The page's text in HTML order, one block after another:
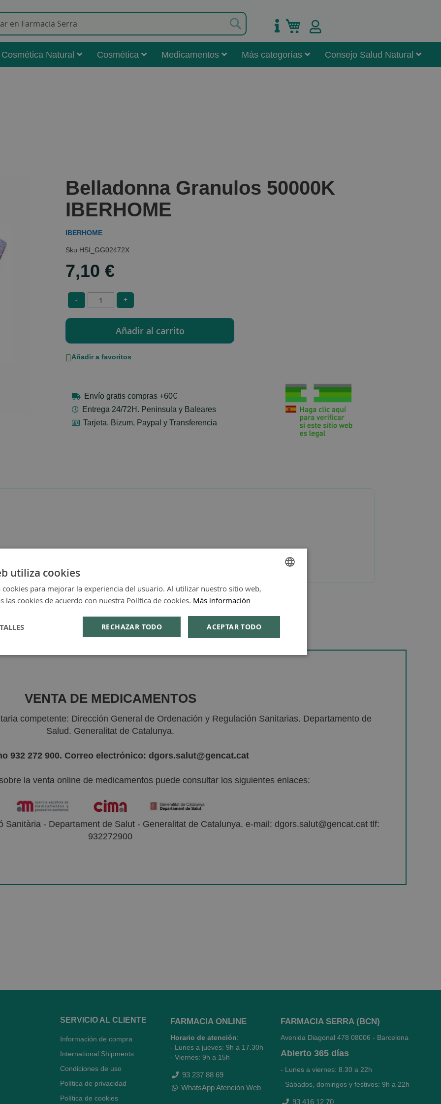
Mi carrito
Cosmética Natural Cosmética Medicamentos Más categorías Consejo Salud Natural
Belladonna Granulos 50000K
IBERHOME
IBERHOME
HSI_GG02472X
7,10 €
- +
Añadir a favoritos
Envío gratis compras +60€
Entrega 24/72H. Peninsula y Baleares
Tarjeta, Bizum, Paypal y Transferencia
VENTA DE MEDICAMENTOS
competente: Dirección General de Ordenación y Regulación Sanitarias. Departamento de
Salud. Generalitat de Catalunya.
932 272 900. Correo electrónico: dgors.salut@gencat.cat
la venta online de medicamentos puede consultar los siguientes enlaces:
Sanitària - Departament de Salut - Generalitat de Catalunya. e-mail: dgors.salut@gencat.cat tlf:
932272900
SERVICIO AL CLIENTE
Información de compra
International Shipments
Condiciones de uso
Política de privacidad
Política de cookies
FARMACIA ONLINE
Horario de atención:
- Lunes a jueves: 9h a 17.30h
- Viernes: 9h a 15h
93 237 88 69
WhatsApp Atención Web
FARMACIA SERRA (BCN)
Avenida Diagonal 478 08006 - Barcelona
Abierto 365 días
- Lunes a viernes: 8.30 a 22h
- Sábados, domingos y festivos: 9h a 22h
93 416 12 70
utiliza cookies
cookies para mejorar la experiencia del usuario. Al utilizar nuestro sitio web,
las cookies de acuerdo con nuestra Política de cookies. Más información
ACEPTAR TODO
RECHAZAR TODO